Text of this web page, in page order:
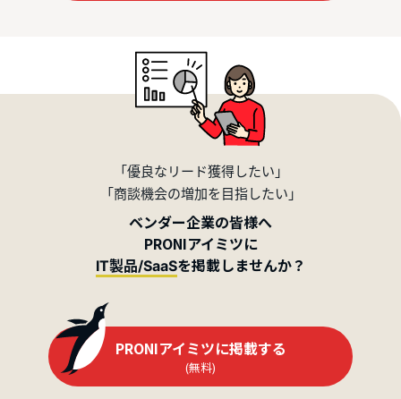
「優良なリード獲得したい」
「商談機会の増加を目指したい」
ベンダー企業の皆様へ
PRONIアイミツに
IT製品/SaaSを掲載しませんか？
PRONIアイミツに掲載する
(無料)